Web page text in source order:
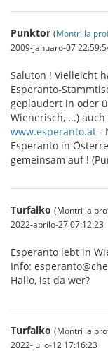
Punktor (Montri la
2009-januaro-07
Saluton ! Vielleicht
Esperanto-
geplaudert in oder
Wienerisch, ...)
www.esperanto.at -
Esperanto in
gemeinsam auf !
Turfalko (Montri la
2022-aprilo-27 07:12:23
Esperanto lebt in
Info:
Hallo, ist da wer?
Turfalko (Montri la
2022-julio-12 17:16:23